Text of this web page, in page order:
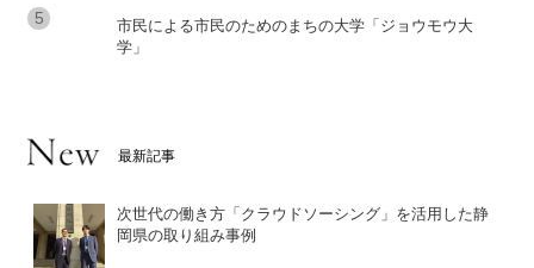
市民による市民のためのまちの大学「ジョウモウ大
学」
最新記事
次世代の働き方「クラウドソーシング」を活用した静
岡県の取り組み事例